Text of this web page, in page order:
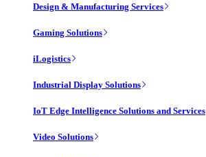
Design & Manufacturing Services
Gaming Solutions
iLogistics
Industrial Display Solutions
IoT Edge Intelligence Solutions and Services
Video Solutions